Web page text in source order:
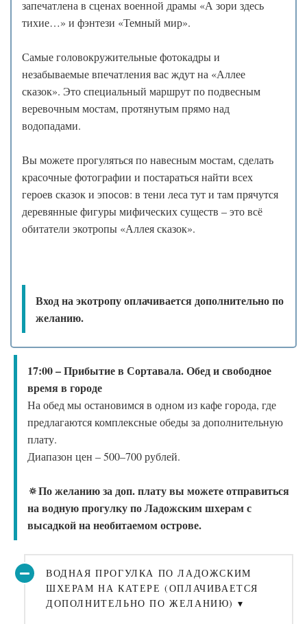
запечатлена в сценах военной драмы «А зори здесь
тихие…» и фэнтези «Темный мир».
Самые головокружительные фотокадры и
незабываемые впечатления вас ждут на «Аллее
сказок». Это специальный маршрут по подвесным
веревочным мостам, протянутым прямо над
водопадами.
Вы можете прогуляться по навесным мостам, сделать
красочные фотографии и постараться найти всех
героев сказок и эпосов: в тени леса тут и там прячутся
деревянные фигуры мифических существ – это всё
обитатели экотропы «Аллея сказок».
Вход на экотропу оплачивается дополнительно по
желанию.
17:00 – Прибытие в Сортавала. Обед и свободное
время в городе
На обед мы остановимся в одном из кафе города, где
предлагаются комплексные обеды за дополнительную
плату.
Диапазон цен – 500–700 рублей.
🔅По желанию за доп. плату вы можете отправиться
на водную прогулку по Ладожским шхерам с
высадкой на необитаемом острове.
ВОДНАЯ ПРОГУЛКА ПО ЛАДОЖСКИМ
ШХЕРАМ НА КАТЕРЕ (ОПЛАЧИВАЕТСЯ
ДОПОЛНИТЕЛЬНО ПО ЖЕЛАНИЮ) ▾